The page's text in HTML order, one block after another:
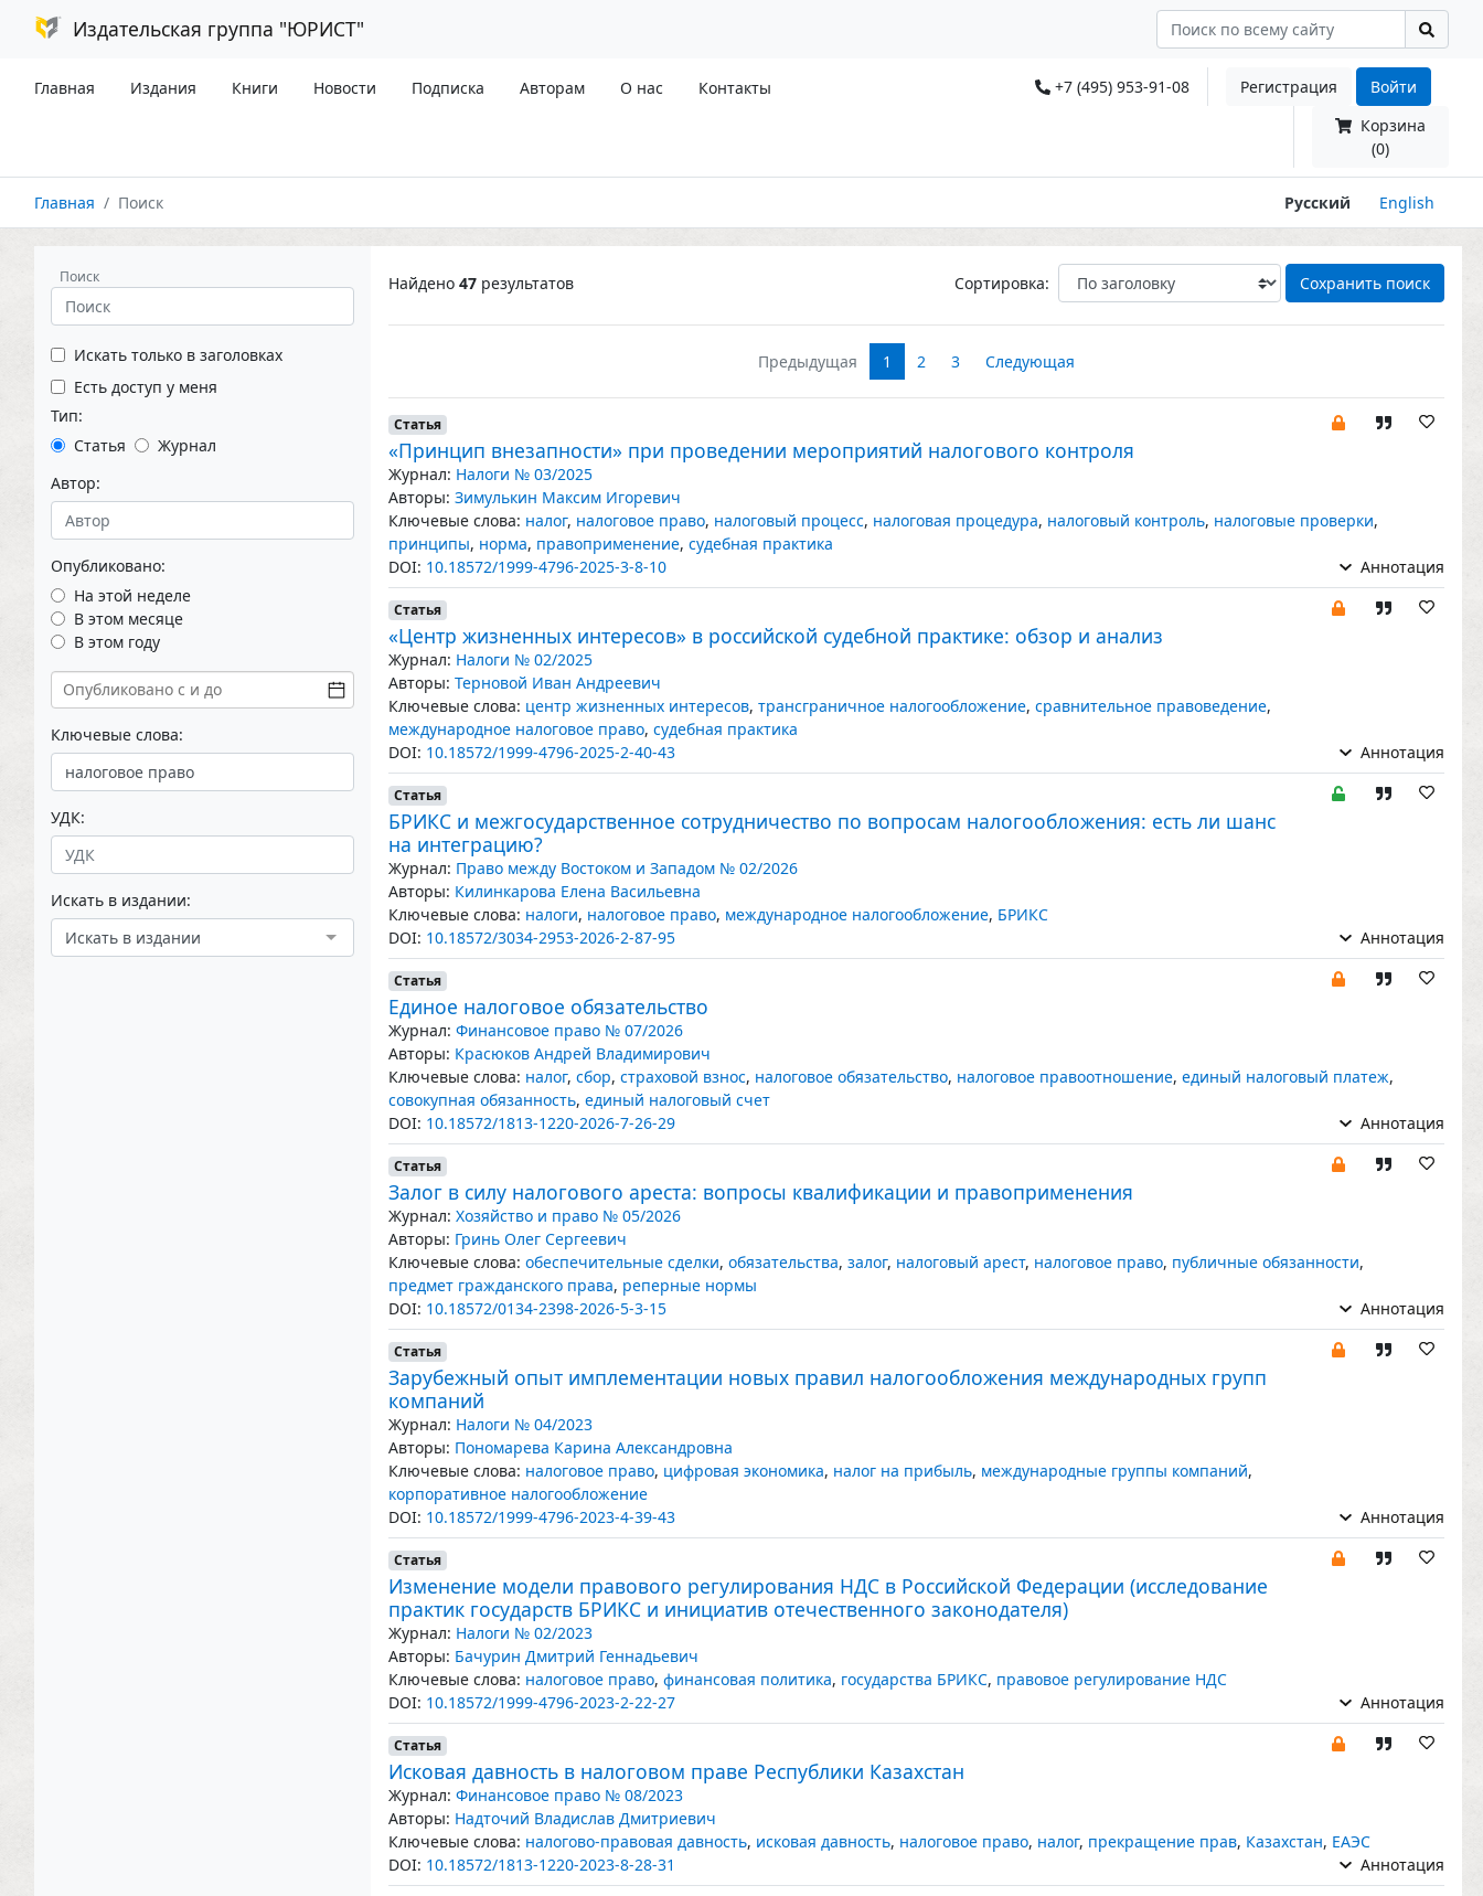
Издательская группа "ЮРИСТ"
Главная Издания Книги Новости Подписка Авторам О нас Контакты +7 (495) 953-91-08 Регистрация
Войти
Корзина
(0)
Главная Поиск Русский English
Поиск
Искать только в заголовках
Есть доступ у меня
Тип:
Статья
Журнал
Автор:
Опубликовано:
На этой неделе
В этом месяце
В этом году
Ключевые слова:
УДК:
Искать в издании:
Искать в издании
Найдено 47 результатов Сортировка: Сохранить поиск
Предыдущая 1 2 3 Следующая
Статья
«Принцип внезапности» при проведении мероприятий налогового контроля
Журнал: Налоги № 03/2025
Авторы: Зимулькин Максим Игоревич
Ключевые слова: налог, налоговое право, налоговый процесс, налоговая процедура, налоговый контроль, налоговые проверки,
принципы, норма, правоприменение, судебная практика
DOI: 10.18572/1999-4796-2025-3-8-10 Аннотация
Статья
«Центр жизненных интересов» в российской судебной практике: обзор и анализ
Журнал: Налоги № 02/2025
Авторы: Терновой Иван Андреевич
Ключевые слова: центр жизненных интересов, трансграничное налогообложение, сравнительное правоведение,
международное налоговое право, судебная практика
DOI: 10.18572/1999-4796-2025-2-40-43 Аннотация
Статья
БРИКС и межгосударственное сотрудничество по вопросам налогообложения: есть ли шанс
на интеграцию?
Журнал: Право между Востоком и Западом № 02/2026
Авторы: Килинкарова Елена Васильевна
Ключевые слова: налоги, налоговое право, международное налогообложение, БРИКС
DOI: 10.18572/3034-2953-2026-2-87-95 Аннотация
Статья
Единое налоговое обязательство
Журнал: Финансовое право № 07/2026
Авторы: Красюков Андрей Владимирович
Ключевые слова: налог, сбор, страховой взнос, налоговое обязательство, налоговое правоотношение, единый налоговый платеж,
совокупная обязанность, единый налоговый счет
DOI: 10.18572/1813-1220-2026-7-26-29 Аннотация
Статья
Залог в силу налогового ареста: вопросы квалификации и правоприменения
Журнал: Хозяйство и право № 05/2026
Авторы: Гринь Олег Сергеевич
Ключевые слова: обеспечительные сделки, обязательства, залог, налоговый арест, налоговое право, публичные обязанности,
предмет гражданского права, реперные нормы
DOI: 10.18572/0134-2398-2026-5-3-15 Аннотация
Статья
Зарубежный опыт имплементации новых правил налогообложения международных групп
компаний
Журнал: Налоги № 04/2023
Авторы: Пономарева Карина Александровна
Ключевые слова: налоговое право, цифровая экономика, налог на прибыль, международные группы компаний,
корпоративное налогообложение
DOI: 10.18572/1999-4796-2023-4-39-43 Аннотация
Статья
Изменение модели правового регулирования НДС в Российской Федерации (исследование
практик государств БРИКС и инициатив отечественного законодателя)
Журнал: Налоги № 02/2023
Авторы: Бачурин Дмитрий Геннадьевич
Ключевые слова: налоговое право, финансовая политика, государства БРИКС, правовое регулирование НДС
DOI: 10.18572/1999-4796-2023-2-22-27 Аннотация
Статья
Исковая давность в налоговом праве Республики Казахстан
Журнал: Финансовое право № 08/2023
Авторы: Надточий Владислав Дмитриевич
Ключевые слова: налогово-правовая давность, исковая давность, налоговое право, налог, прекращение прав, Казахстан, ЕАЭС
DOI: 10.18572/1813-1220-2023-8-28-31 Аннотация